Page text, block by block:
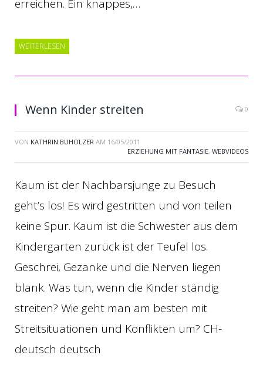
erreichen. Ein knappes,…
WEITERLESEN
Wenn Kinder streiten 0
VON KATHRIN BUHOLZER AM 16/05/2011
ERZIEHUNG MIT FANTASIE, WEBVIDEOS
Kaum ist der Nachbarsjunge zu Besuch
geht’s los! Es wird gestritten und von teilen
keine Spur. Kaum ist die Schwester aus dem
Kindergarten zurück ist der Teufel los.
Geschrei, Gezanke und die Nerven liegen
blank. Was tun, wenn die Kinder ständig
streiten? Wie geht man am besten mit
Streitsituationen und Konflikten um? CH-
deutsch deutsch